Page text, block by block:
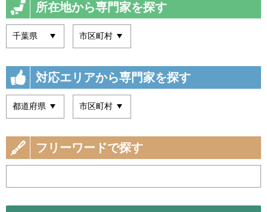
所在地から専門家を探す
対応エリアから専門家を探す
フリーワードで探す